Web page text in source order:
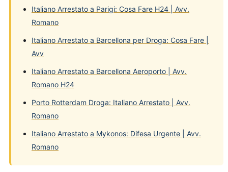
Italiano Arrestato a Parigi: Cosa Fare H24 | Avv.
Romano
Italiano Arrestato a Barcellona per Droga: Cosa Fare |
Avv
Italiano Arrestato a Barcellona Aeroporto | Avv.
Romano H24
Porto Rotterdam Droga: Italiano Arrestato | Avv.
Romano
Italiano Arrestato a Mykonos: Difesa Urgente | Avv.
Romano